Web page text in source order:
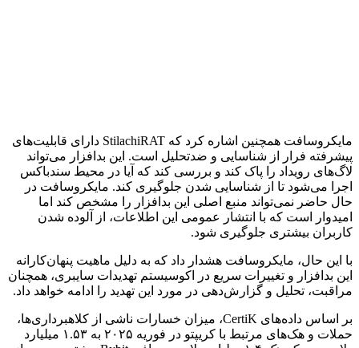
مایکروسافت همچنین اشاره کرد که StilachiRAT دارای قابلیت‌های
پیشرفته فرار از شناسایی و ضد‌تحلیل است. این بدافزار می‌تواند
لاگ‌های رویداد را پاک کند و بررسی کند که آیا در محیط سندباکس
اجرا می‌شود تا از شناسایی شدن جلوگیری کند. مایکروسافت در
حال حاضر نمی‌تواند منبع اصلی این بدافزار را مشخص کند اما
امیدوار است که با انتشار عمومی این اطلاعات، از آلوده شدن
کاربران بیشتری جلوگیری شود.
با این حال، مایکروسافت هشدار داد که به دلیل ماهیت پنهان‌کارانه
این بدافزار و تغییرات سریع در اکوسیستم تهدیدات سایبری، همچنان
مراقبت، تحلیل و گزارش‌دهی در مورد این تهدید را ادامه خواهد داد.
بر اساس داده‌های CertiK، میزان خسارات ناشی از کلاهبرداری‌ها،
حملات و هک‌های مرتبط با کریپتو در فوریه ۲۰۲۵ به ۱.۵۳ میلیارد